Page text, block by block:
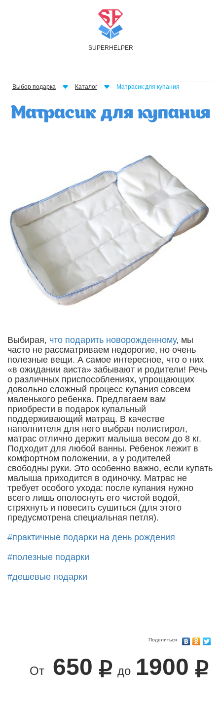
SUPER H ELPER
Выбор подарка Каталог Матрасик для купания
Матрасик для купания
Выбирая, что подарить новорожденному, мы
часто не рассматриваем недорогие, но очень
полезные вещи. А самое интересное, что о них
«в ожидании аиста» забывают и родители! Речь
о различных приспособлениях, упрощающих
довольно сложный процесс купания совсем
маленького ребенка. Предлагаем вам
приобрести в подарок купальный
поддерживающий матрац. В качестве
наполнителя для него выбран полистирол,
матрас отлично держит малыша весом до 8 кг.
Подходит для любой ванны. Ребенок лежит в
комфортном положении, а у родителей
свободны руки. Это особенно важно, если купать
малыша приходится в одиночку. Матрас не
требует особого ухода: после купания нужно
всего лишь ополоснуть его чистой водой,
стряхнуть и повесить сушиться (для этого
предусмотрена специальная петля).
#практичные подарки на день рождения
#полезные подарки
#дешевые подарки
Поделиться
От 650 до 1900